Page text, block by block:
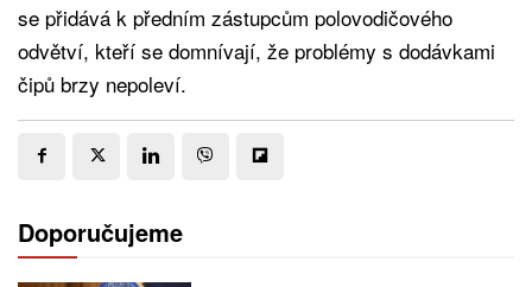
se přidává k předním zástupcům polovodičového
odvětví, kteří se domnívají, že problémy s dodávkami
čipů brzy nepoleví.
Doporučujeme